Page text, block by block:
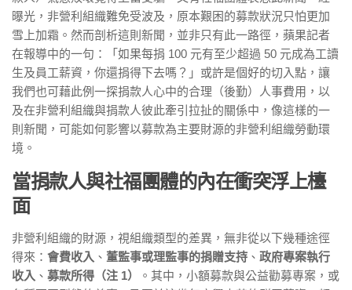
曝光，非營利組織難免受波及，原本艱困的募款狀況只怕更加
雪上加霜。然而剖析這則新聞，並非只有此一路徑，蘋果記者
在報導中的一句：「如果每捐 100 元有至少超過 50 元成為工讀
生及員工薪資，你還捐得下去嗎？」或許是個好的切入點，讓
我們也可藉此例一探捐款人心中的合理（後勤）人事費用，以
及在非營利組織與捐款人彼此牽引拉扯的關係中，像這樣的一
則新聞，可能如何影響以募款為主要財源的非營利組織勞動環
境。
當捐款人與社福團體的內在衝突浮上檯
面
非營利組織的財源，視組織類型的差異，無非從以下幾種途徑
得來： 會費收入 、 董監事或理監事的捐贈支持 、 政府專案執行
收入 、 募款所得（注 1）
。其中，小額募款與公益勸募專案，或